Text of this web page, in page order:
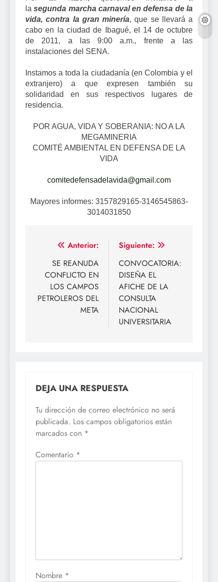
la segunda marcha carnaval en defensa de la
vida, contra la gran minería, que se llevará a
cabo en la ciudad de Ibagué, el 14 de octubre
de 2011, a las 9:00 a.m., frente a las
instalaciones del SENA.
Instamos a toda la ciudadanía (en Colombia y el
extranjero) a que expresen también su
solidaridad en sus respectivos lugares de
residencia.
POR AGUA, VIDA Y SOBERANIA: NO A LA
MEGAMINERIA
COMITÉ AMBIENTAL EN DEFENSA DE LA
VIDA
comitedefensadelavida@gmail.com
Mayores informes: 3157829165-3146545863-
3014031850
Navegación
entradas
Anterior:
SE REANUDA
CONFLICTO EN
LOS CAMPOS
PETROLEROS DEL
META
Siguiente:
CONVOCATORIA:
DISEÑA EL
AFICHE DE LA
CONSULTA
NACIONAL
UNIVERSITARIA
DEJA UNA RESPUESTA
Tu dirección de correo electrónico no será
publicada. Los campos obligatorios están
marcados con *
Comentario *
Nombre *